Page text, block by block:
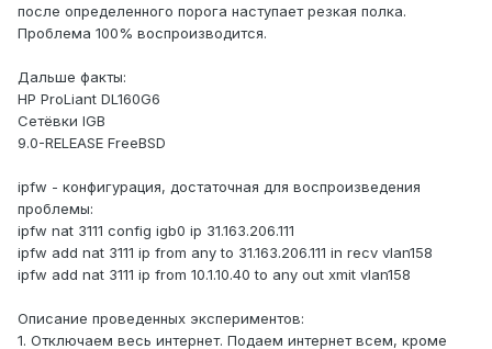
после определенного порога наступает резкая полка.
Проблема 100% воспроизводится.
Дальше факты:
HP ProLiant DL160G6
Сетёвки IGB
9.0-RELEASE FreeBSD
ipfw - конфигурация, достаточная для воспроизведения
проблемы:
ipfw nat 3111 config igb0 ip 31.163.206.111
ipfw add nat 3111 ip from any to 31.163.206.111 in recv vlan158
ipfw add nat 3111 ip from 10.1.10.40 to any out xmit vlan158
Описание проведенных экспериментов:
1. Отключаем весь интернет. Подаем интернет всем, кроме